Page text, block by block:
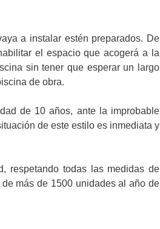
a instalar estén preparados. De
el espacio que acogerá a la
sin tener que esperar un largo
de obra.
de 10 años, ante la improbable
de este estilo es inmediata y
respetando todas las medidas de
más de 1500 unidades al año de